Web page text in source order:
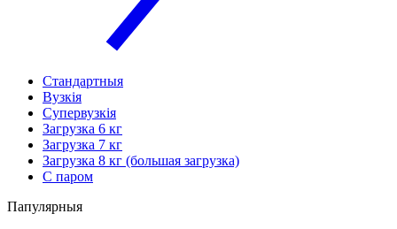
Стандартныя
Вузкія
Супервузкія
Загрузка 6 кг
Загрузка 7 кг
Загрузка 8 кг (большая загрузка)
С паром
Папулярныя